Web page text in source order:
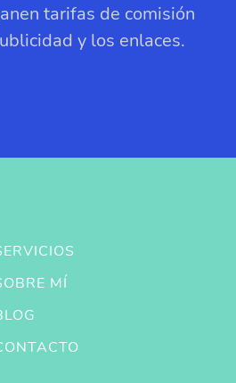
tarifas de comisión
y los enlaces.
MÍ